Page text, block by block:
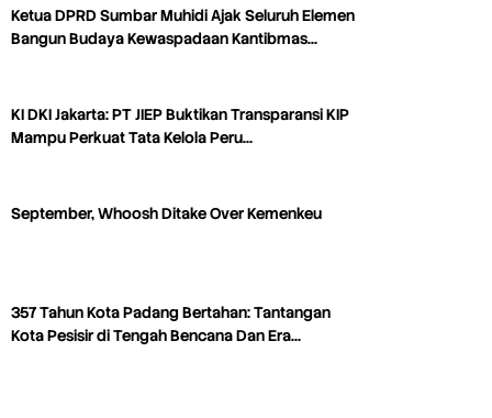
Ketua DPRD Sumbar Muhidi Ajak Seluruh Elemen
Bangun Budaya Kewaspadaan Kantibmas…
KI DKI Jakarta: PT JIEP Buktikan Transparansi KIP
Mampu Perkuat Tata Kelola Peru…
September, Whoosh Ditake Over Kemenkeu
357 Tahun Kota Padang Bertahan: Tantangan
Kota Pesisir di Tengah Bencana Dan Era…